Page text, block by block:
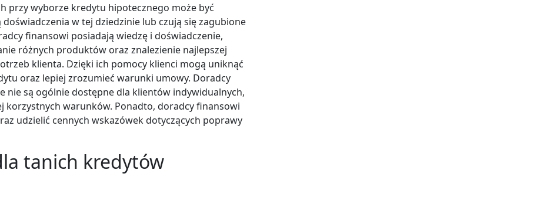
przy wyborze kredytu hipotecznego może być
w tej dziedzinie lub czują się zagubione
finansowi posiadają wiedzę i doświadczenie,
różnych produktów oraz znalezienie najlepszej
klienta. Dzięki ich pomocy klienci mogą uniknąć
oraz lepiej zrozumieć warunki umowy. Doradcy
nie są ogólnie dostępne dla klientów indywidualnych,
korzystnych warunków. Ponadto, doradcy finansowi
udzielić cennych wskazówek dotyczących poprawy
tanich kredytów